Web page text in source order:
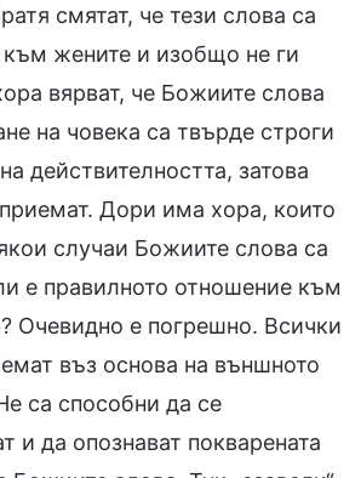
смятат, че тези слова са
жените и изобщо не ги
вярват, че Божиите слова
на човека са твърде строги
действителността, затова
приемат. Дори има хора, които
случаи Божиите слова са
е правилното отношение към
Очевидно е погрешно. Всички
въз основа на външното
са способни да се
и да опознават покварената